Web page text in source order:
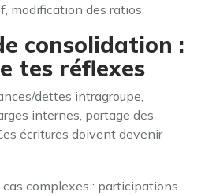
modification des ratios.
consolidation :
tes réflexes
dettes intragroupe,
internes, partage des
écritures doivent devenir
complexes : participations